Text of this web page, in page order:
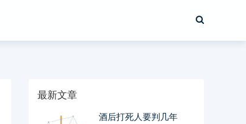
最新文章
酒后打死人要判几年